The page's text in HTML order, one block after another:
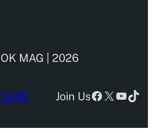
MAG | 2026
Join UsFacebook
X